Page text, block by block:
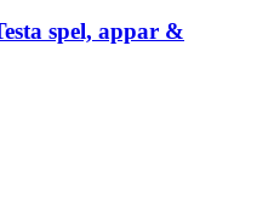
spel, appar &